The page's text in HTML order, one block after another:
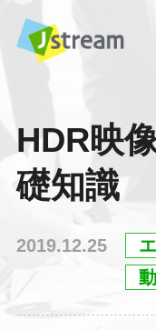
HDR映
礎知識
2019.12.25